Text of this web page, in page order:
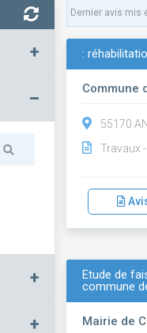
+
–
+
+
:
Commune
55170
Travaux
Etude de
commune
Mairie de